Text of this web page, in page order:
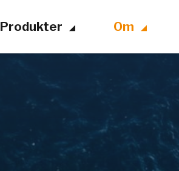
Produkter Om